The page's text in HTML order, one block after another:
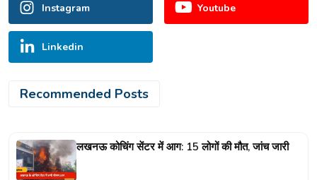
Instagram Youtube
Linkedin
Recommended Posts
लखनऊ कोचिंग सेंटर में आग: 15 लोगों की मौत, जांच जारी